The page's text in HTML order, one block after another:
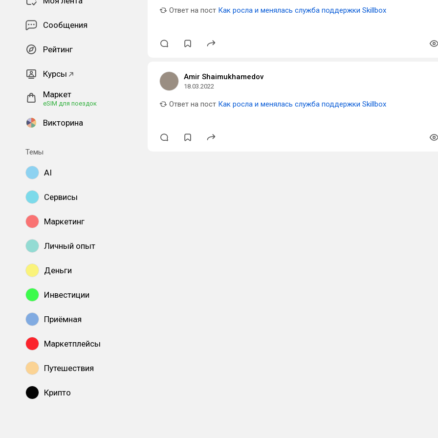
Сообщения
Рейтинг
Курсы
Маркет
eSIM для поездок
Викторина
Темы
AI
Сервисы
Маркетинг
Личный опыт
Деньги
Инвестиции
Приёмная
Маркетплейсы
Путешествия
Крипто
Ответ на пост Как росла и менялась служба поддержки Skillbox
Amir Shaimukhamedov
18.03.2022
Ответ на пост Как росла и менялась служба поддержки Skillbox